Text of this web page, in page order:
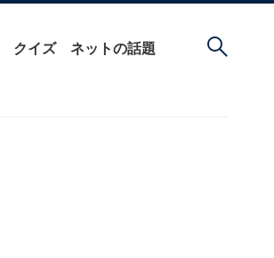
クイズ ネットの話題